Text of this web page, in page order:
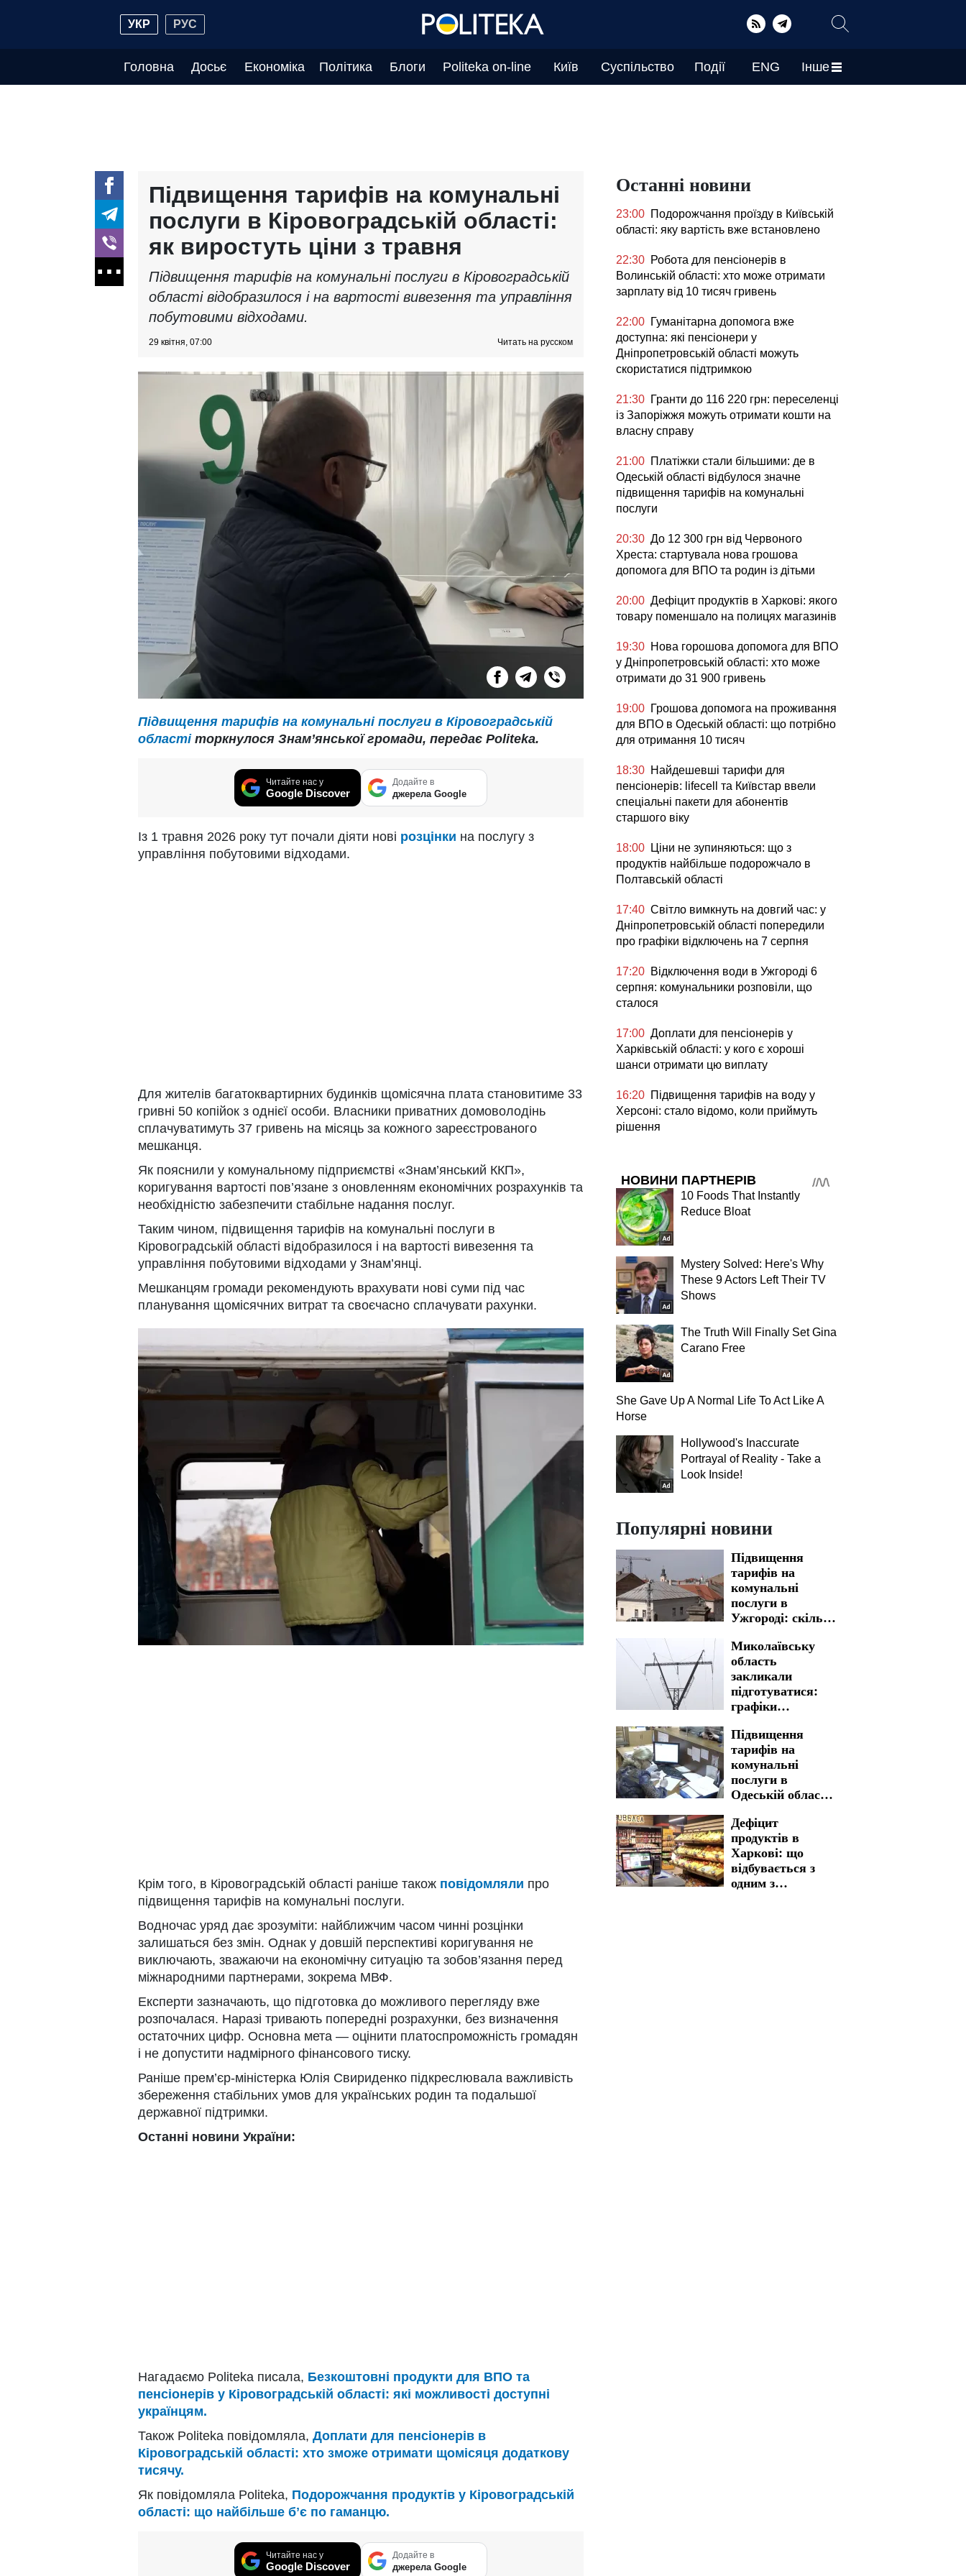
УКР РУС
Головна Досьє Економіка Політика Блоги Politeka on-line Київ Суспільство Події ENG Інше
Підвищення тарифів на комунальні
послуги в Кіровоградській області:
як виростуть ціни з травня
Підвищення тарифів на комунальні послуги в Кіровоградській
області відобразилося і на вартості вивезення та управління
побутовими відходами.
29 квітня, 07:00 Читать на русском
Підвищення тарифів на комунальні послуги в Кіровоградській
областіторкнулося Знам’янської громади, передає Politeka.
Читайте нас у
Google Discover
Додайте в
джерела Google
Із 1 травня 2026 року тут почали діяти нові розцінки на послугу з
управління побутовими відходами.
Для жителів багатоквартирних будинків щомісячна плата становитиме 33
гривні 50 копійок з однієї особи. Власники приватних домоволодінь
сплачуватимуть 37 гривень на місяць за кожного зареєстрованого
мешканця.
Як пояснили у комунальному підприємстві «Знам’янський ККП»,
коригування вартості пов’язане з оновленням економічних розрахунків та
необхідністю забезпечити стабільне надання послуг.
Таким чином, підвищення тарифів на комунальні послуги в
Кіровоградській області відобразилося і на вартості вивезення та
управління побутовими відходами у Знам’янці.
Мешканцям громади рекомендують врахувати нові суми під час
планування щомісячних витрат та своєчасно сплачувати рахунки.
Крім того, в Кіровоградській області раніше також повідомляли про
підвищення тарифів на комунальні послуги.
Водночас уряд дає зрозуміти: найближчим часом чинні розцінки
залишаться без змін. Однак у довшій перспективі коригування не
виключають, зважаючи на економічну ситуацію та зобов’язання перед
міжнародними партнерами, зокрема МВФ.
Експерти зазначають, що підготовка до можливого перегляду вже
розпочалася. Наразі тривають попередні розрахунки, без визначення
остаточних цифр. Основна мета — оцінити платоспроможність громадян
і не допустити надмірного фінансового тиску.
Раніше прем’єр-міністерка Юлія Свириденко підкреслювала важливість
збереження стабільних умов для українських родин та подальшої
державної підтримки.
Останні новини України:
Нагадаємо Politeka писала, Безкоштовні продукти для ВПО та
пенсіонерів у Кіровоградській області: які можливості доступні
українцям.
Також Politeka повідомляла, Доплати для пенсіонерів в
Кіровоградській області: хто зможе отримати щомісяця додаткову
тисячу.
Як повідомляла Politeka, Подорожчання продуктів у Кіровоградській
області: що найбільше бʼє по гаманцю.
Читайте нас у
Google Discover
Додайте в
джерела Google
Останні новини
23:00 Подорожчання проїзду в Київській
області: яку вартість вже встановлено
22:30 Робота для пенсіонерів в
Волинській області: хто може отримати
зарплату від 10 тисяч гривень
22:00 Гуманітарна допомога вже
доступна: які пенсіонери у
Дніпропетровській області можуть
скористатися підтримкою
21:30 Гранти до 116 220 грн: переселенці
із Запоріжжя можуть отримати кошти на
власну справу
21:00 Платіжки стали більшими: де в
Одеській області відбулося значне
підвищення тарифів на комунальні
послуги
20:30 До 12 300 грн від Червоного
Хреста: стартувала нова грошова
допомога для ВПО та родин із дітьми
20:00 Дефіцит продуктів в Харкові: якого
товару поменшало на полицях магазинів
19:30 Нова горошова допомога для ВПО
у Дніпропетровській області: хто може
отримати до 31 900 гривень
19:00 Грошова допомога на проживання
для ВПО в Одеській області: що потрібно
для отримання 10 тисяч
18:30 Найдешевші тарифи для
пенсіонерів: lifecell та Київстар ввели
спеціальні пакети для абонентів
старшого віку
18:00
Ціни не зупиняються: що з
продуктів найбільше подорожчало в
Полтавській області
17:40 Світло вимкнуть на довгий час: у
Дніпропетровській області попередили
про графіки відключень на 7 серпня
17:20 Відключення води в Ужгороді 6
серпня: комунальники розповіли, що
сталося
17:00 Доплати для пенсіонерів у
Харківській області: у кого є хороші
шанси отримати цю виплату
16:20 Підвищення тарифів на воду у
Херсоні: стало відомо, коли приймуть
рішення
НОВИНИ ПАРТНЕРІВ
10 Foods That Instantly
Reduce Bloat
Mystery Solved: Here's Why
These 9 Actors Left Their TV
Shows
The Truth Will Finally Set Gina
Carano Free
She Gave Up A Normal Life To Act Like A
Horse
Hollywood's Inaccurate
Portrayal of Reality - Take a
Look Inside!
Популярні новини
Підвищення
тарифів на
комунальні
послуги в
Ужгороді: скільки
заплатити
Миколаївську
область
закликали
підготуватися:
графіки
світла на 5 та 6
серпня введено на
довгі години
Підвищення
тарифів на
комунальні
послуги в
Одеській області:
вартістю
змінилася
Дефіцит
продуктів в
Харкові: що
відбувається з
одним з